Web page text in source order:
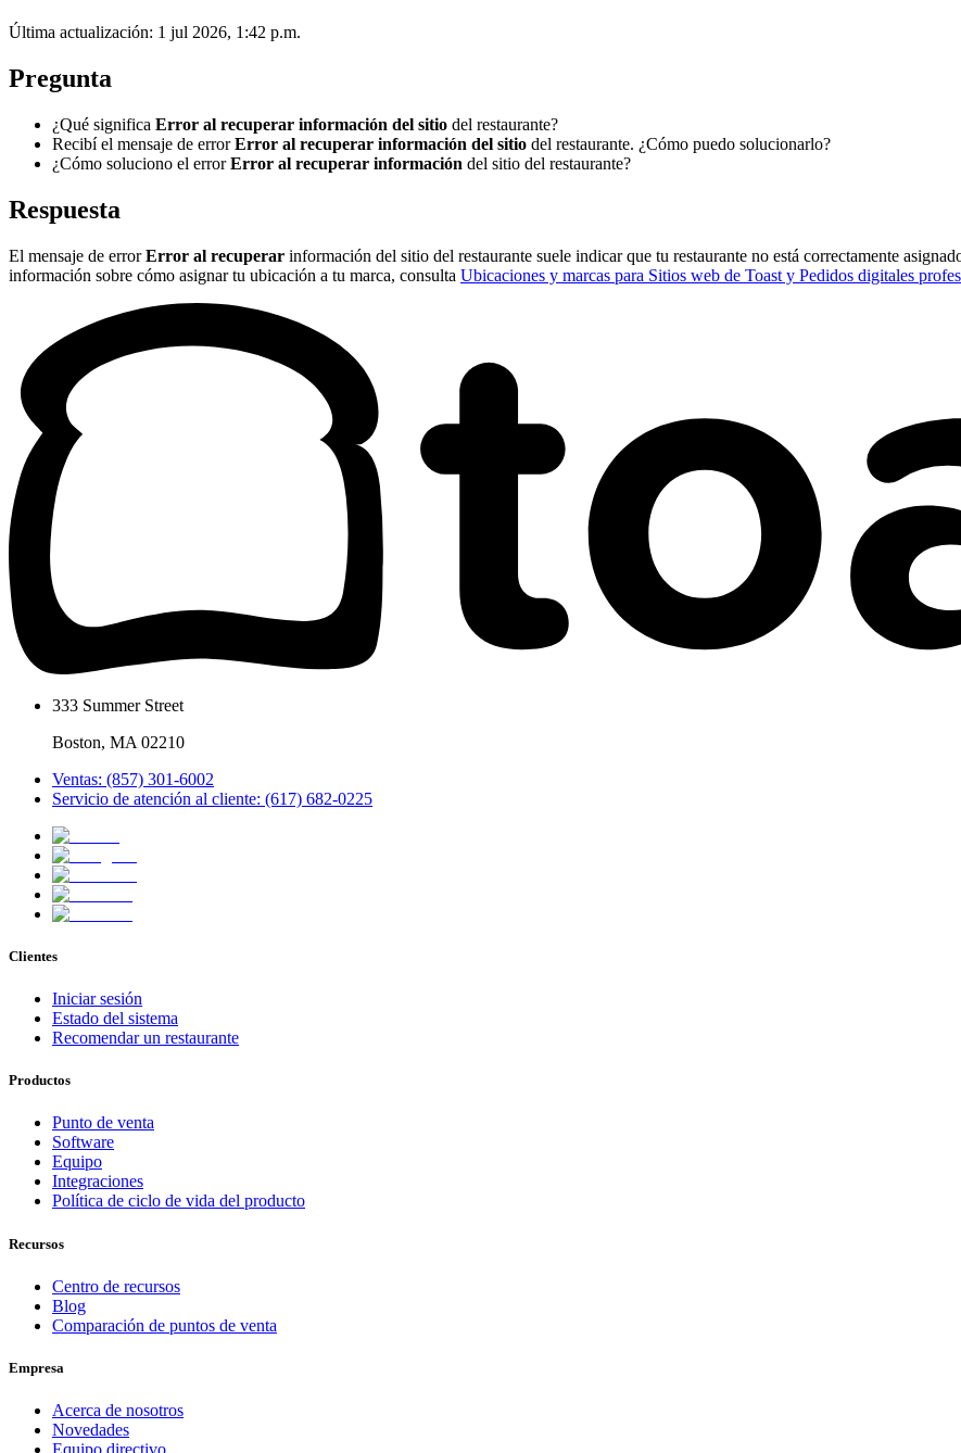
Última actualización: 1 jul 2026, 1:42 p.m.
Pregunta
¿Qué significa Error al recuperar información del sitio del restaurante?
Recibí el mensaje de errorError al recuperar información del sitio del restaurante. ¿Cómo puedo solucionarlo?
¿Cómo soluciono el errorError al recuperar información del sitio del restaurante?
Respuesta
El mensaje de errorError al recuperar información del sitio del restaurante suele indicar que tu restaurante no está correctamente
información sobre cómo asignar tu ubicación a tu marca, consulta Ubicaciones y marcas para Sitios web de Toast y Pedidos digitales
333 Summer Street
Boston, MA 02210
Ventas: (857) 301-6002
Servicio de atención al cliente: (617) 682-0225
Clientes
Iniciar sesión
Estado del sistema
Recomendar un restaurante
Productos
Punto de venta
Software
Equipo
Integraciones
Política de ciclo de vida del producto
Recursos
Centro de recursos
Blog
Comparación de puntos de venta
Empresa
Acerca de nosotros
Novedades